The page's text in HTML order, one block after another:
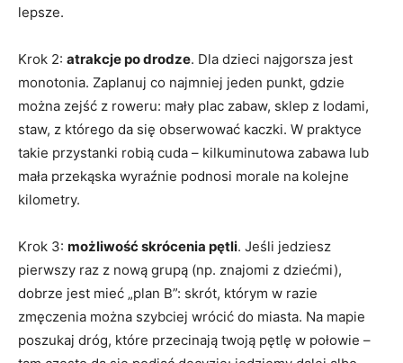
lepsze.
Krok 2: atrakcje po drodze. Dla dzieci najgorsza jest
monotonia. Zaplanuj co najmniej jeden punkt, gdzie
można zejść z roweru: mały plac zabaw, sklep z lodami,
staw, z którego da się obserwować kaczki. W praktyce
takie przystanki robią cuda – kilkuminutowa zabawa lub
mała przekąska wyraźnie podnosi morale na kolejne
kilometry.
Krok 3: możliwość skrócenia pętli. Jeśli jedziesz
pierwszy raz z nową grupą (np. znajomi z dziećmi),
dobrze jest mieć „plan B”: skrót, którym w razie
zmęczenia można szybciej wrócić do miasta. Na mapie
poszukaj dróg, które przecinają twoją pętlę w połowie –